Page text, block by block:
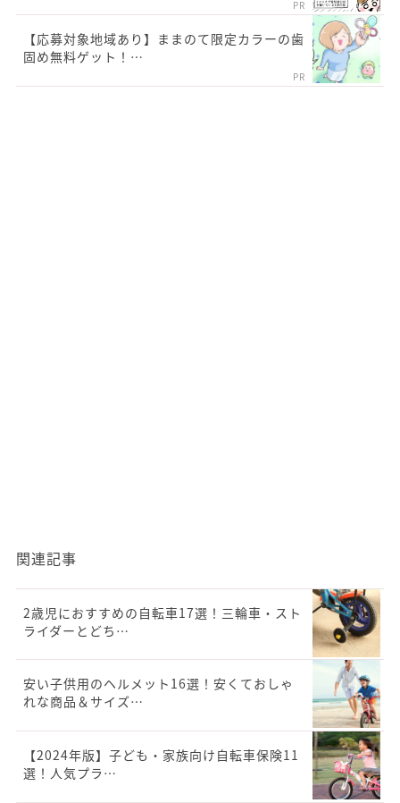
PR
【応募対象地域あり】ままのて限定カラーの歯
固め無料ゲット！…
PR
関連記事
2歳児におすすめの自転車17選！三輪車・スト
ライダーとどち…
安い子供用のヘルメット16選！安くておしゃ
れな商品＆サイズ…
【2024年版】子ども・家族向け自転車保険11
選！人気プラ…